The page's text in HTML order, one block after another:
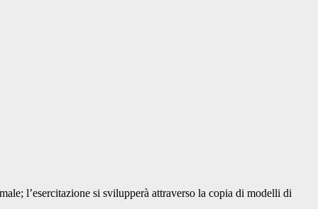
l’esercitazione si svilupperà attraverso la copia di modelli di